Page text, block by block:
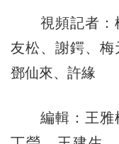
視頻記者：楊
友松、謝鍔、梅
鄧仙來、許緣
編輯：王雅楠